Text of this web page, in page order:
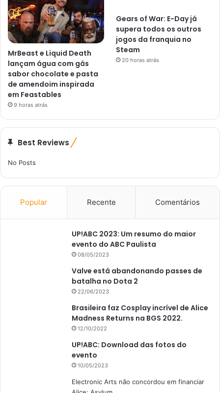
MrBeast e Liquid Death
lançam água com gás
sabor chocolate e pasta
de amendoim inspirada
em Feastables
9 horas atrás
Gears of War: E-Day já
supera todos os outros
jogos da franquia no
Steam
20 horas atrás
Best Reviews
No Posts
Popular Recente Comentários
UP!ABC 2023: Um resumo do maior
evento do ABC Paulista
08/05/2023
Valve está abandonando passes de
batalha no Dota 2
22/06/2023
Brasileira faz Cosplay incrível de Alice
Madness Returns na BGS 2022.
12/10/2022
UP!ABC: Download das fotos do
evento
10/05/2023
Electronic Arts não concordou em financiar